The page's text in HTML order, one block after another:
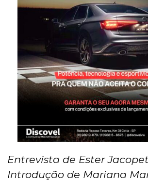
Entrevista de Ester
Introdução de Mariana